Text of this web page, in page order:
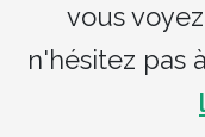
vous
n'hésitez pas